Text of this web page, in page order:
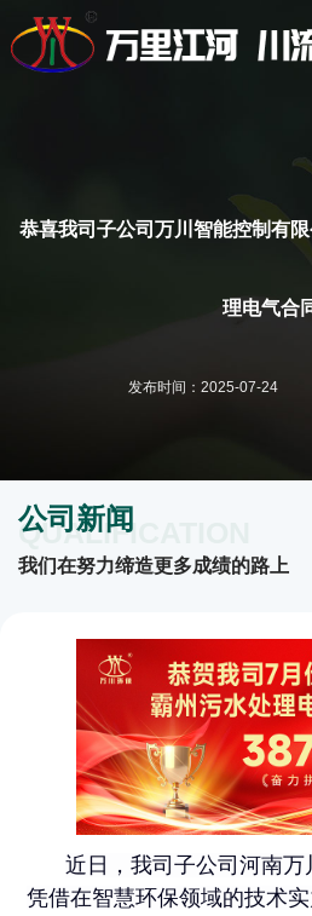
网站首页
主营产品
恭喜我司子公司万川智能控制有
理电气合
发布时间：2025-07-24
QUALIFICATION
公司新闻
我们在努力缔造更多成绩的路上
近日，我司子公司河南万
凭借在智慧环保领域的技术